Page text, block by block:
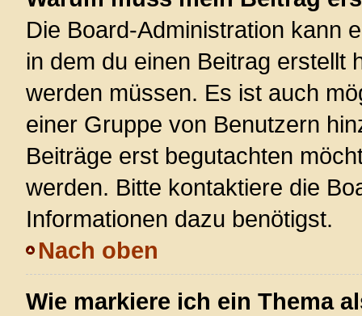
Die Board-Administration kann
in dem du einen Beitrag erstellt
werden müssen. Es ist auch
einer Gruppe von Benutzern
Beiträge erst begutachten
werden. Bitte kontaktiere die
Informationen dazu benötigst.
Nach oben
Wie markiere ich ein Thema